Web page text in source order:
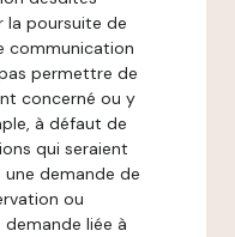
la poursuite de
communication
permettre de
concerné ou y
à défaut de
qui seraient
demande de
ou
liée à